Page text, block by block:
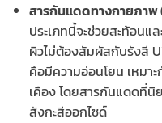
สารกันแดดทางกายภา
ประเภทนี้จะช่วยสะท้อนแ
ผิวไม่ต้องสัมผัสกับรังสี
คือมีความอ่อนโยน เหมา
เคือง โดยสารกันแดดที่นิ
สังกะสีออกไซด์